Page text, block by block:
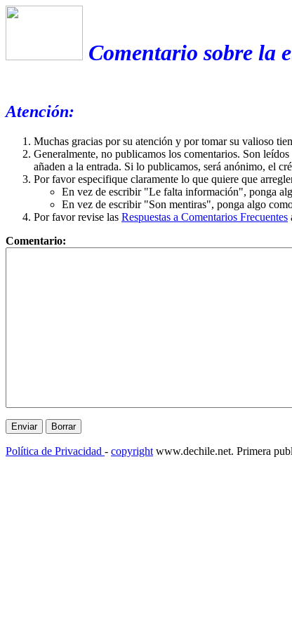
Comentario sobre la
Atención:
Muchas gracias por su atención y por tomar su valioso
Generalmente, no publicamos los comentarios. Son
añaden a la entrada. Si lo publicamos, será anónimo, el
Por favor especifique claramente lo que quiere que
En vez de escribir "Le falta información", ponga
En vez de escribir "Son mentiras", ponga algo
Por favor revise las Respuestas a Comentarios Frecuentes
Comentario:
Política de Privacidad - copyright www.dechile.net. Primera